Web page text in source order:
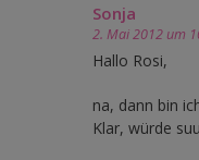
Sonja
2. Mai 2012 um
Hallo Rosi,
na, dann bin
Klar, würde